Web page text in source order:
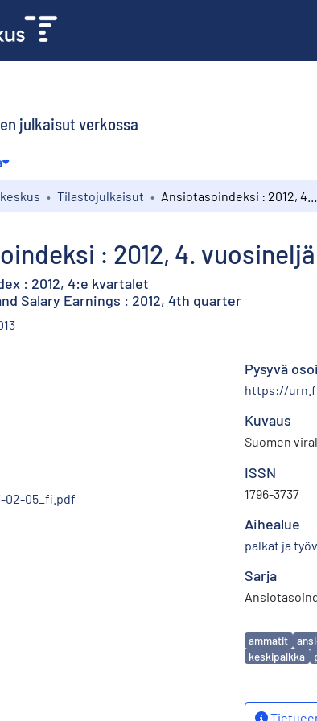
julkaisut verkossa
Tilastojulkaisut
: 2012, 4.
: 2012, 4:e kvartalet
Salary Earnings : 2012, 4th quarter
02-05_fi.pdf
Pysyvä
https://
Kuvaus
Suomen
ISSN
1796-3737
Aihealue
palkat ja
Sarja
Avainsanat
ammatit
keskipalkka